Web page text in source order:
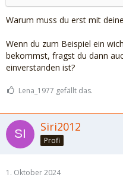
Warum muss du erst mit
Wenn du zum Beispiel ein
bekommst, fragst du dann
einverstanden ist?
Lena_1977 gefällt das.
Siri2012
Profi
1. Oktober 2024